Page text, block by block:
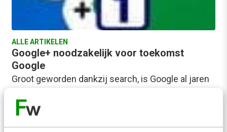
ALLE ARTIKELEN
Google+ noodzakelijk voor toekomst
Google
Groot geworden dankzij search, is Google al jaren
sociaal netwerk. Wat zit hier…
Marco Dekkers· 15 jaar geleden